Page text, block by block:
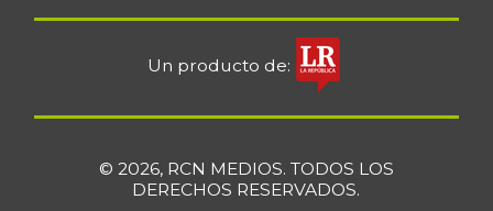
Un producto de:
© 2026, RCN MEDIOS. TODOS LOS
DERECHOS RESERVADOS.